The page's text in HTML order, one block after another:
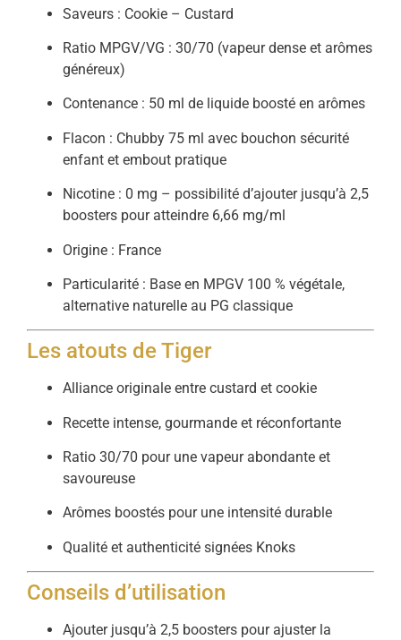
Saveurs : Cookie – Custard
Ratio MPGV/VG : 30/70 (vapeur dense et arômes
généreux)
Contenance : 50 ml de liquide boosté en arômes
Flacon : Chubby 75 ml avec bouchon sécurité
enfant et embout pratique
Nicotine : 0 mg – possibilité d’ajouter jusqu’à 2,5
boosters pour atteindre 6,66 mg/ml
Origine : France
Particularité : Base en MPGV 100 % végétale,
alternative naturelle au PG classique
Les atouts de Tiger
Alliance originale entre custard et cookie
Recette intense, gourmande et réconfortante
Ratio 30/70 pour une vapeur abondante et
savoureuse
Arômes boostés pour une intensité durable
Qualité et authenticité signées Knoks
Conseils d’utilisation
Ajouter jusqu’à 2,5 boosters pour ajuster la